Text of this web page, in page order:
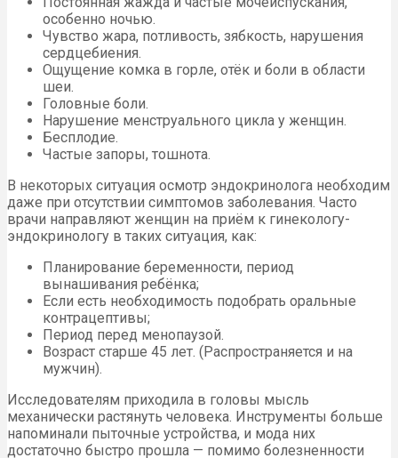
особенно ночью.
Чувство жара, потливость, зябкость, нарушения
сердцебиения.
Ощущение комка в горле, отёк и боли в области
шеи.
Головные боли.
Нарушение менструального цикла у женщин.
Бесплодие.
Частые запоры, тошнота.
В некоторых ситуация осмотр эндокринолога необходим
даже при отсутствии симптомов заболевания. Часто
врачи направляют женщин на приём к гинекологу-
эндокринологу в таких ситуация, как:
Планирование беременности, период
вынашивания ребёнка;
Если есть необходимость подобрать оральные
контрацептивы;
Период перед менопаузой.
Возраст старше 45 лет. (Распространяется и на
мужчин).
Исследователям приходила в головы мысль
механически растянуть человека. Инструменты больше
напоминали пыточные устройства, и мода них
достаточно быстро прошла — помимо болезненности